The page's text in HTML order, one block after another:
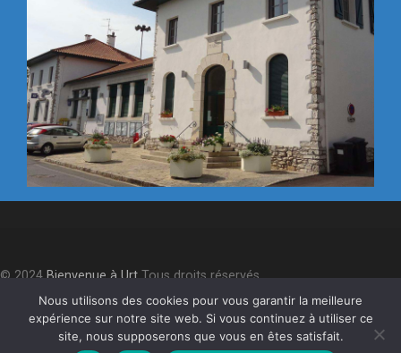
© 2024Bienvenue à UrtTous droits réservés.
Accessibilité ⎮Plan du site⎮ Mentions légales ⎮Politique de
confidentialité
Nous utilisons des cookies pour vous garantir la meilleure
expérience sur notre site web. Si vous continuez à utiliser ce
site, nous supposerons que vous en êtes satisfait.